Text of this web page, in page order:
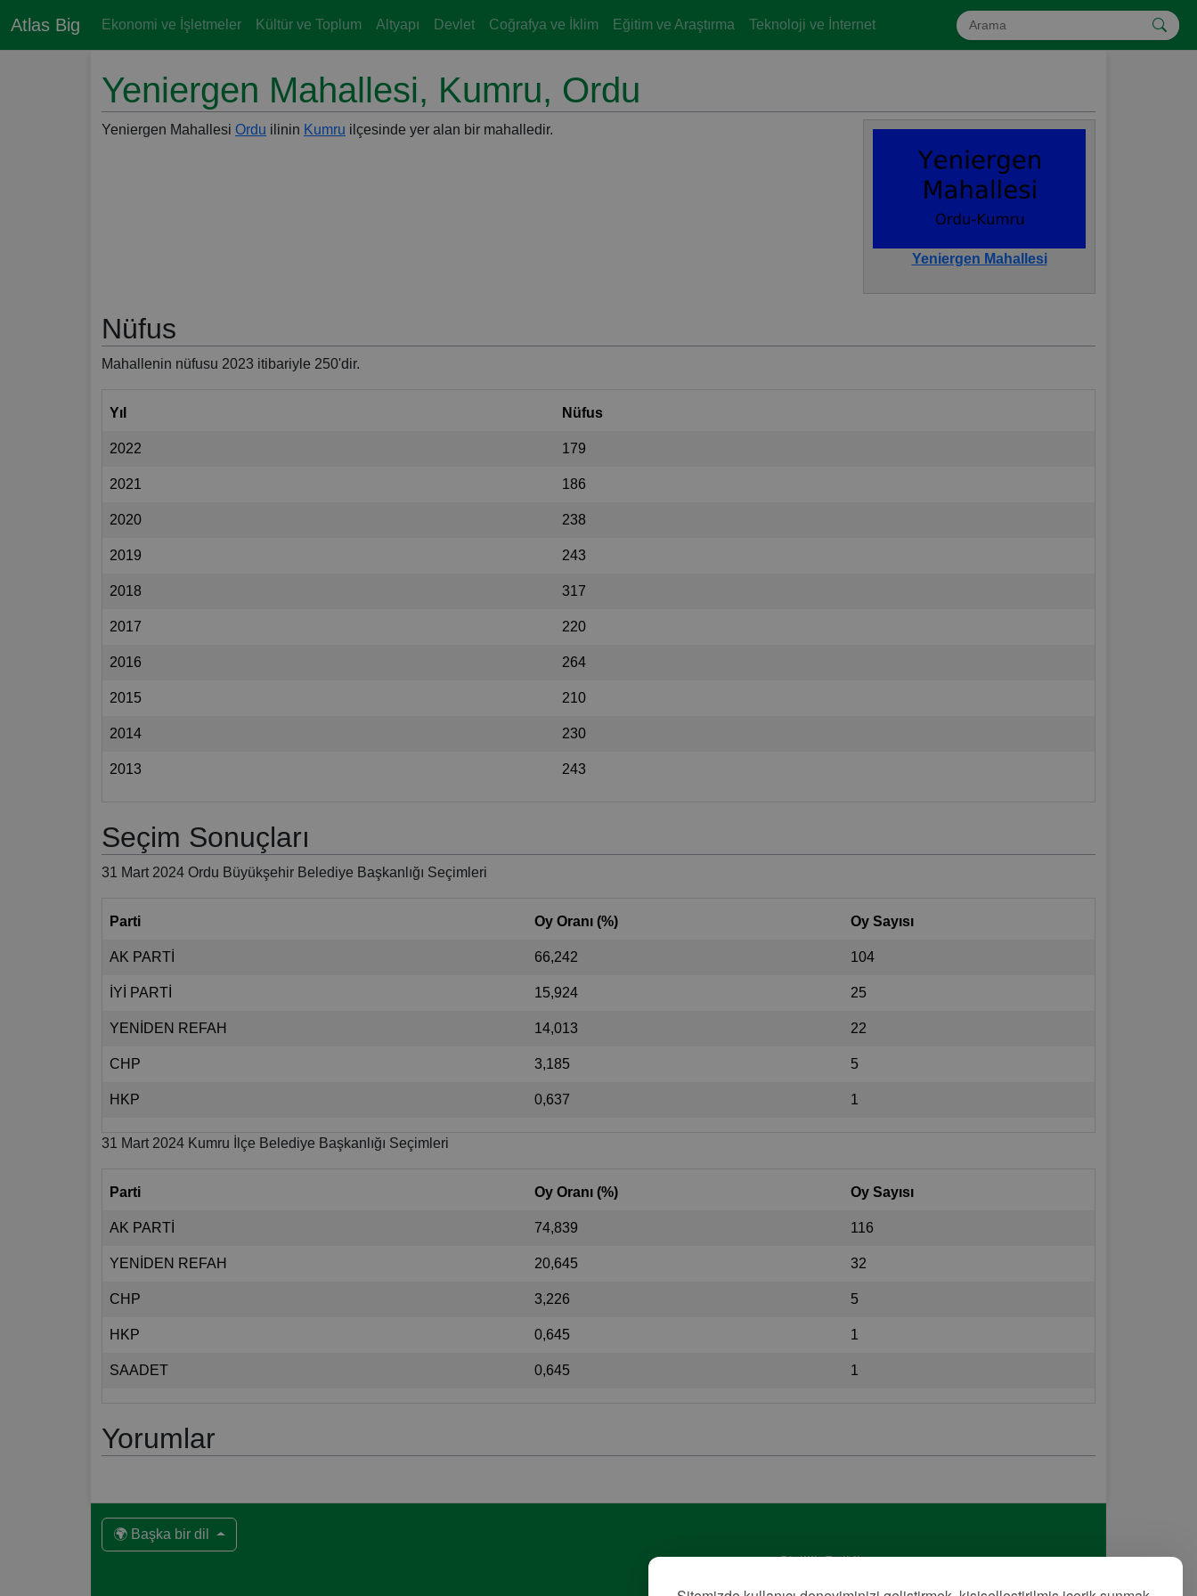
Atlas Big Ekonomi ve İşletmeler Kültür ve Toplum Altyapı Devlet Coğrafya ve İklim Eğitim ve Araştırma Teknoloji ve İnternet
Yeniergen Mahallesi, Kumru, Ordu
Yeniergen Mahallesi Ordu ilinin Kumru ilçesinde yer alan bir mahalledir.
Yeniergen Mahallesi
Nüfus
Mahallenin nüfusu 2023 itibariyle 250'dir.
Yıl Nüfus
2022 179
2021 186
2020 238
2019 243
2018 317
2017 220
2016 264
2015 210
2014 230
2013 243
Seçim Sonuçları
31 Mart 2024 Ordu Büyükşehir Belediye Başkanlığı Seçimleri
Parti Oy Oranı (%) Oy Sayısı
AK PARTİ 66,242 104
İYİ PARTİ 15,924 25
YENİDEN REFAH 14,013 22
CHP 3,185 5
HKP 0,637 1
31 Mart 2024 Kumru İlçe Belediye Başkanlığı Seçimleri
Parti Oy Oranı (%) Oy Sayısı
AK PARTİ 74,839 116
YENİDEN REFAH 20,645 32
CHP 3,226 5
HKP 0,645 1
SAADET 0,645 1
Yorumlar
🌍 Başka bir dil
Gizlilik Politikası